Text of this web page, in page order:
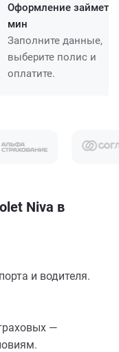
Оформление займет
мин
Заполните данные,
выберите полис и
оплатите.
Niva в
и водителя.
—